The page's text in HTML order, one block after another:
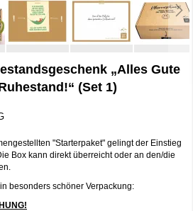
„Alles Gute
(Set 1)
"Starterpaket" gelingt der Einstieg
Box kann direkt überreicht oder an den/die
besonders schöner Verpackung: